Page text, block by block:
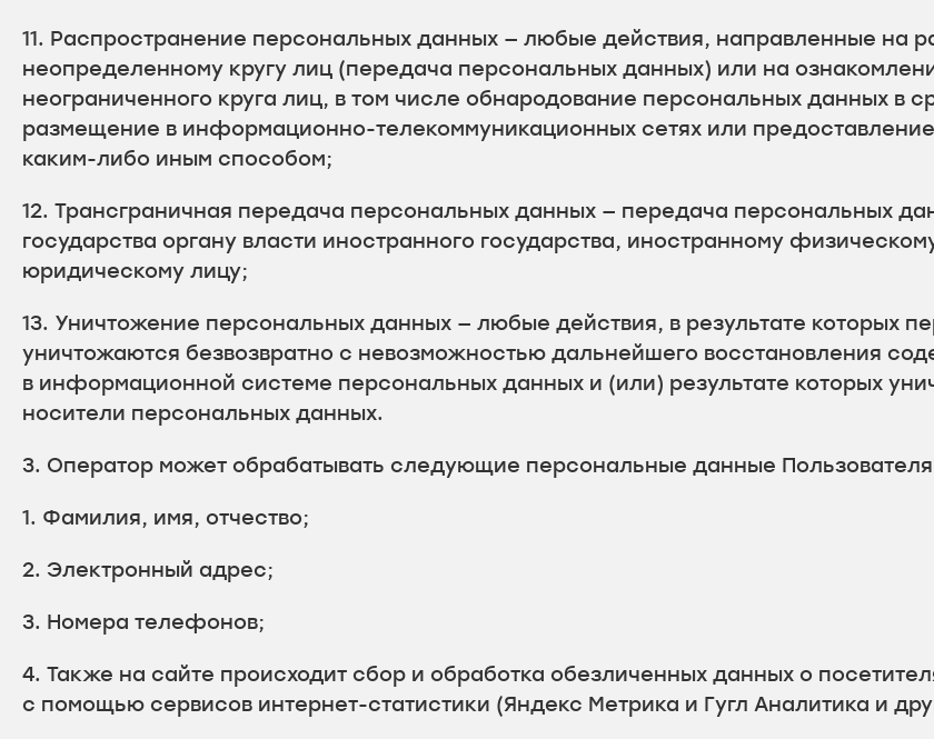
11. Распространение персональных данных — любые действия, направленные на
неопределенному кругу лиц (передача персональных данных) или на
неограниченного круга лиц, в том числе обнародование персональных данных в
размещение в информационно-телекоммуникационных сетях или
каким-либо иным способом;
12. Трансграничная передача персональных данных — передача персональных
государства органу власти иностранного государства, иностранному
юридическому лицу;
13. Уничтожение персональных данных — любые действия, в результате которых
уничтожаются безвозвратно с невозможностью дальнейшего восстановления
в информационной системе персональных данных и (или) результате которых
носители персональных данных.
3. Оператор может обрабатывать следующие персональные данные Пользователя
1. Фамилия, имя, отчество;
2. Электронный адрес;
3. Номера телефонов;
4. Также на сайте происходит сбор и обработка обезличенных данных о
с помощью сервисов интернет-статистики (Яндекс Метрика и Гугл Аналитика и